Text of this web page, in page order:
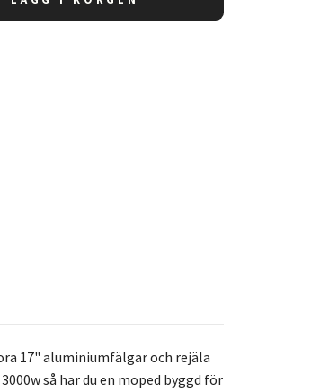
17" aluminiumfälgar och rejäla
så har du en moped byggd för